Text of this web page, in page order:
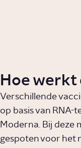
Hoe werkt
Verschillende
op basis van RNA-
Moderna. Bij deze
gespoten voor het